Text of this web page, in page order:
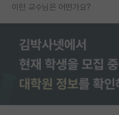
이런 교수님은 어떤가요?